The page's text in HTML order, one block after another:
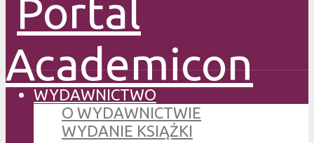
WYDAWNICTWO
O WYDAWNICTWIE
WYDANIE KSIĄŻKI